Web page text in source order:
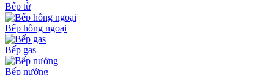
Bếp từ
Bếp hồng ngoại
Bếp gas
Bếp nướng